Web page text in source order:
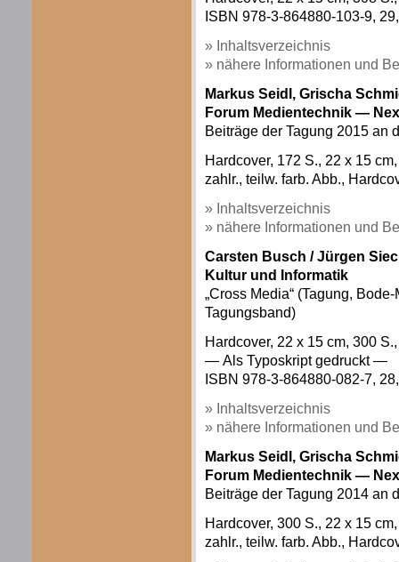
ISBN 978-3-864880-103-9,
» Inhaltsverzeichnis
» nähere Informationen und
Markus Seidl, Grischa
Forum Medientechnik —
Beiträge der Tagung 2015 an
Hardcover, 172 S., 22 x 15
zahlr., teilw. farb. Abb.,
» Inhaltsverzeichnis
» nähere Informationen und
Carsten Busch /Jürgen
Kultur und Informatik
„Cross Media“ (Tagung,
Tagungsband)
Hardcover, 22 x 15 cm, 300
— Als Typoskript gedruckt —
ISBN 978-3-864880-082-7,
» Inhaltsverzeichnis
» nähere Informationen und
Markus Seidl, Grischa
Forum Medientechnik —
Beiträge der Tagung 2014 an
Hardcover, 300 S., 22 x 15
zahlr., teilw. farb. Abb.,